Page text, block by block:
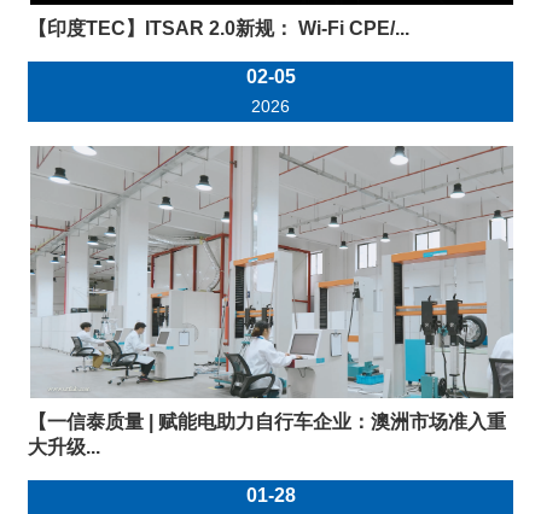
【印度TEC】ITSAR 2.0新规： Wi-Fi CPE/...
02-05
2026
【一信泰质量 | 赋能电助力自行车企业：澳洲市场准入重
大升级...
01-28